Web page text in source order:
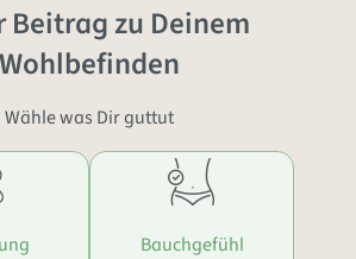
Beitrag zu Deinem
Wohlbefinden
Wähle was Dir guttut
Bauchgefühl